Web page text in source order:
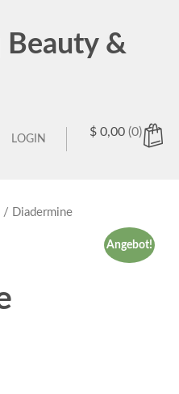
Beauty &
$ 0,00 (0)
LOGIN
/ Diadermine
Angebot!